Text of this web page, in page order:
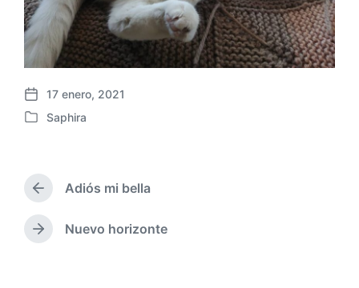
F
e
p
u
b
l
17 enero, 2021
P
i
a
d
Saphira
E
n
t
r
Adiós mi bella
E
Nuevo horizonte